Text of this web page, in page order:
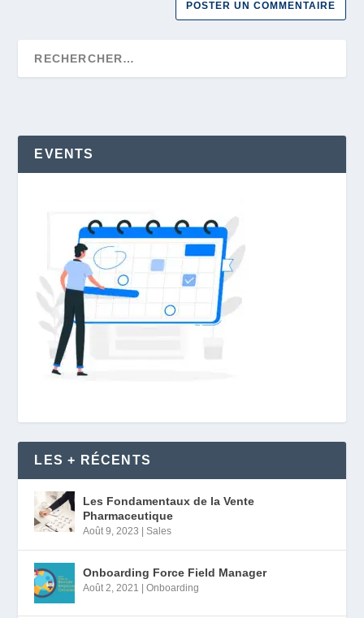
EVENTS
LES + RÉCENTS
Les Fondamentaux de la Vente
Pharmaceutique
Août 9, 2023 |Sales
Onboarding Force Field Manager
Août 2, 2021 |Onboarding